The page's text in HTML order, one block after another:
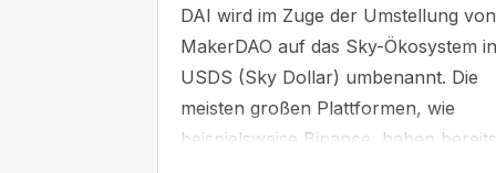
DAI wird im Zuge der Umstellung von
MakerDAO auf das Sky-Ökosystem in
USDS (Sky Dollar) umbenannt. Die
meisten großen Plattformen, wie
beispielsweise Binance, haben bereits